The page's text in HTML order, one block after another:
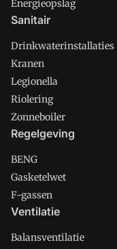
Energieopslag
Sanitair
Drinkwaterinstallaties
Kranen
Legionella
Riolering
Zonneboiler
Regelgeving
BENG
Gasketelwet
F-gassen
Ventilatie
Balansventilatie